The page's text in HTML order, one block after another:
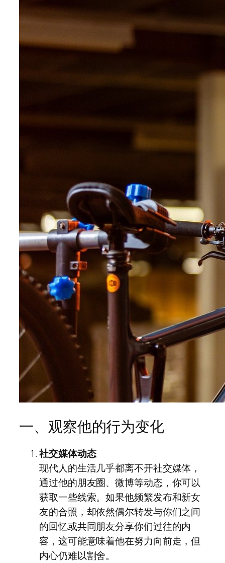
一、观察他的行为变化
社交媒体动态
现代人的生活几乎都离不开社交媒体，
通过他的朋友圈、微博等动态，你可以
获取一些线索。如果他频繁发布和新女
友的合照，却依然偶尔转发与你们之间
的回忆或共同朋友分享你们过往的内
容，这可能意味着他在努力向前走，但
内心仍难以割舍。